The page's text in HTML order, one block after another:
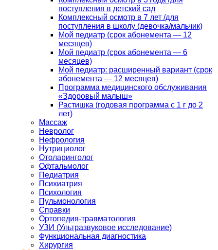
поступления в детский сад
Комплексный осмотр в 7 лет /для
поступления в школу (девочка/мальчик)
Мой педиатр (срок абонемента — 12
месяцев)
Мой педиатр (срок абонемента — 6
месяцев)
Мой педиатр: расширенный вариант (срок
абонемента — 12 месяцев)
Программа медицинского обслуживания
«Здоровый малыш»
Растишка (годовая программа с 1 г до 2
лет)
Массаж
Невролог
Нефрология
Нутрициолог
Отоларинголог
Офтальмолог
Педиатрия
Психиатрия
Психология
Пульмонология
Справки
Ортопедия-травматология
УЗИ (Ультразвуковое исследование)
Функциональная диагностика
Хирургия